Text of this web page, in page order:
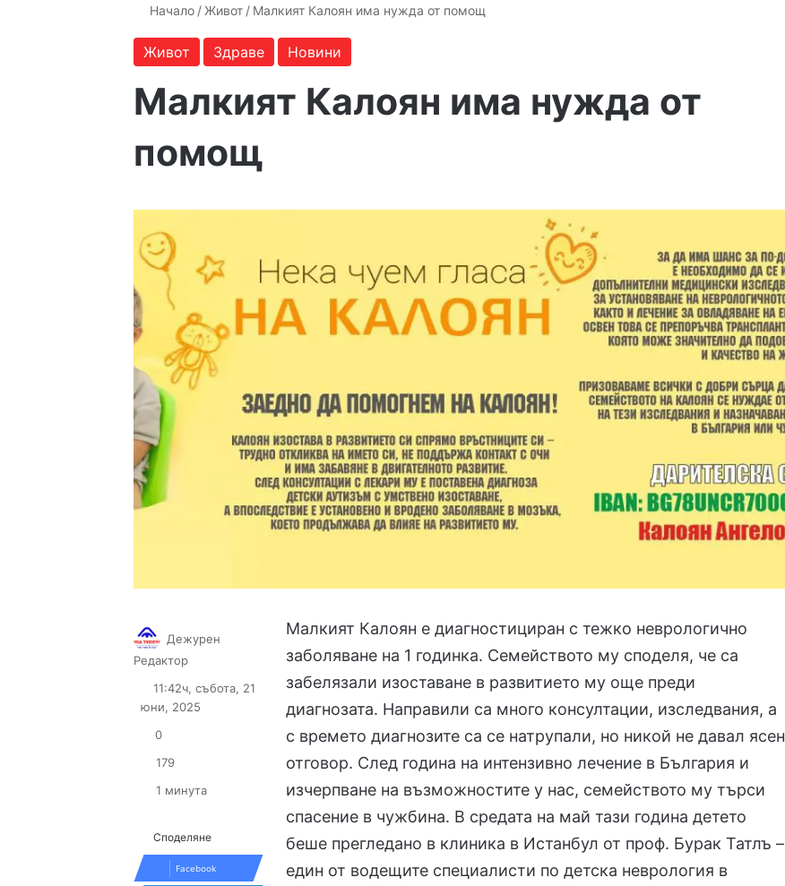
Начало / Живот / Малкият Калоян има нужда от помощ
Живот Здраве Новини
Малкият Калоян има нужда от
помощ
Малкият Калоян е диагностициран с тежко неврологично
заболяване на 1 годинка. Семейството му споделя, че са
забелязали изоставане в развитието му още преди
диагнозата. Направили са много консултации, изследвания, а
с времето диагнозите са се натрупали, но никой не давал ясен
отговор. След година на интензивно лечение в България и
изчерпване на възможностите у нас, семейството му търси
спасение в чужбина. В средата на май тази година детето
беше прегледано в клиника в Истанбул от проф. Бурак Татлъ –
един от водещите специалисти по детска неврология в
Дежурен
Редактор
X email
11:42ч, събота, 21
юни, 2025
0
179
1 минута
Споделяне
Facebook